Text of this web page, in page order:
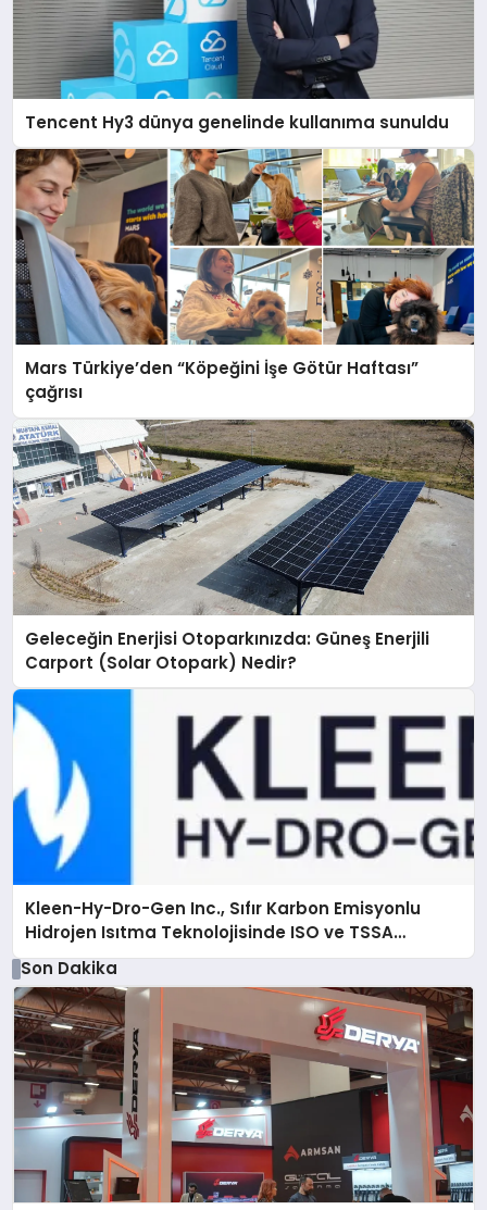
Tencent Hy3 dünya genelinde kullanıma sunuldu
Mars Türkiye’den “Köpeğini İşe Götür Haftası”
çağrısı
Geleceğin Enerjisi Otoparkınızda: Güneş Enerjili
Carport (Solar Otopark) Nedir?
Kleen-Hy-Dro-Gen Inc., Sıfır Karbon Emisyonlu
Hidrojen Isıtma Teknolojisinde ISO ve TSSA
Düzenleyici Onaylarını Aldı
Son Dakika